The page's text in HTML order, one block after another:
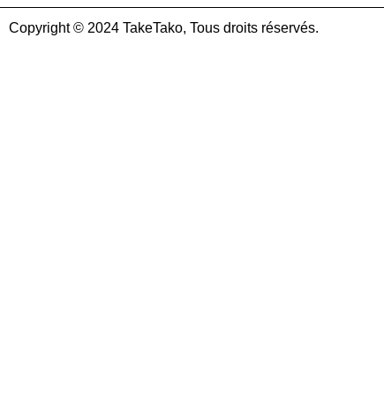
Copyright © 2024 TakeTako, Tous droits réservés.